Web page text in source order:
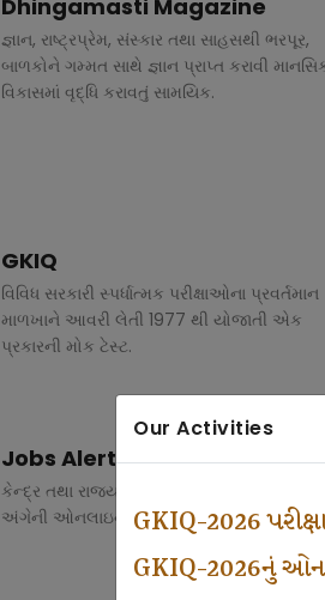
Our Activities
GKIQ-2026
GKIQ-2026નું
Dhingamasti Magazine
જ્ઞાન, રાષ્ટ્રપ્રેમ, સંસ્કાર તથા સાહસથી ભરપૂર,
બાળકોને ગમ્મત સાથે જ્ઞાન પ્રાપ્ત કરાવી
વિકાસમાં વૃદ્ધિ કરાવતું સામયિક.
GKIQ
વિવિધ સરકારી સ્પર્ધાત્મક પરીક્ષાઓના પ્રવર્તમાન
માળખાને આવરી લેતી 1977 થી યોજાતી એક
પ્રકારની મોક ટેસ્ટ.
Jobs Alert
કેન્દ્ર તથા રાજ્ય સરકારના વિવિધ વિભાગોમાં ભરતી
અંગેની ઓનલાઇન માહિતી.